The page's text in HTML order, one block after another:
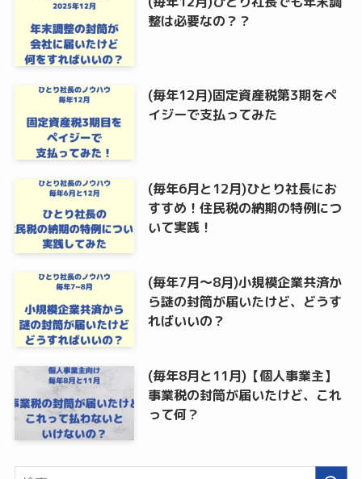
整は必要なの？？
(毎年12月)固定資産税第3期をペ
イジーで支払ってみた
(毎年6月と12月)ひとり社長にお
すすめ！住民税の納期の特例につ
いて実践！
(毎年7月～8月)小規模企業共済か
ら謎の封筒が届いたけど、どうす
ればいいの？
(毎年8月と11月)【個人事業主】
事業税の封筒が届いたけど、これ
って何？